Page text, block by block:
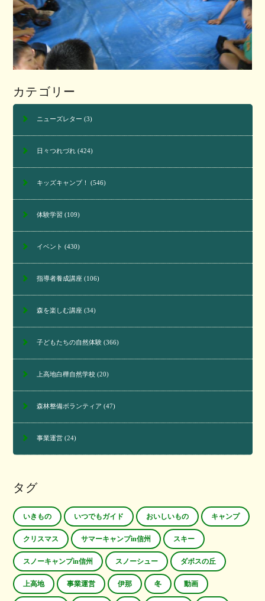
カテゴリー
ニューズレター (3)
日々つれづれ(424)
キッズキャンプ！ (546)
体験学習 (109)
イベント (430)
指導者養成講座(106)
森を楽しむ講座(34)
子どもたちの自然体験(366)
上高地白樺自然学校(20)
森林整備ボランティア (47)
事業運営(24)
タグ
いきもの いつでもガイド おいしいもの キャンプ
クリスマス サマーキャンプin信州 スキー
スノーキャンプin信州 スノーシュー ダボスの丘
上高地 事業運営 伊那 冬 動画